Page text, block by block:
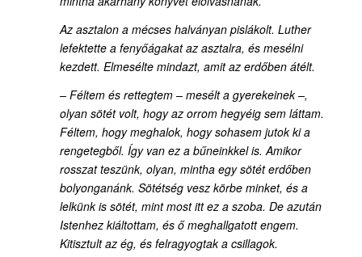
Az asztalon a mécses halványan pislákolt. Luther
lefektette a fenyőágakat az asztalra, és mesélni
kezdett. Elmesélte mindazt, amit az erdőben átélt.
– Féltem és rettegtem – mesélt a gyerekeinek –,
olyan sötét volt, hogy az orrom hegyéig sem láttam.
Féltem, hogy meghalok, hogy sohasem jutok ki a
rengetegből. Így van ez a bűneinkkel is. Amikor
rosszat teszünk, olyan, mintha egy sötét erdőben
bolyonganánk. Sötétség vesz körbe minket, és a
lelkünk is sötét, mint most itt ez a szoba. De azután
Istenhez kiáltottam, és ő meghallgatott engem.
Kitisztult az ég, és felragyogtak a csillagok.